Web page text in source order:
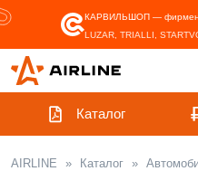
КАРВИЛЬШОП —
LUZAR, TRIALLI,
Каталог
AIRLINE » Каталог »